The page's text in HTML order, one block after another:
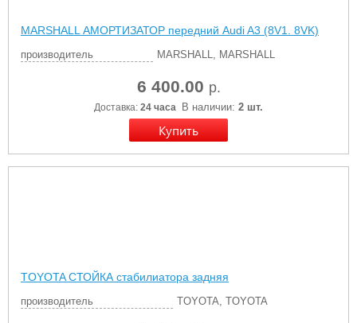
MARSHALL АМОРТИЗАТОР передний Audi A3 (8V1. 8VK)
производитель MARSHALL, MARSHALL
6 400.00 р.
Доставка: 24 часа В наличии: 2 шт.
TOYOTA СТОЙКА стабилиатора задняя
производитель TOYOTA, TOYOTA